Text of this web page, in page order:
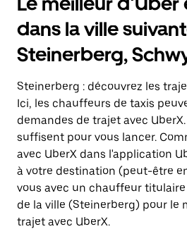
pour
ouvrir
le
calendrier
et
une
date.
Appuyez
sur
la
touche
Échap
pour
fermer
le
calendrier.
dans la ville
Steinerberg,
Steinerberg : découvrez les
Ici, les chauffeurs de taxis
demandes de trajet avec
suffisent pour vous lancer.
avec UberX dans l'application
à votre destination (peut-être
vous avec un chauffeur
de la ville (Steinerberg) pour le
trajet avec UberX.